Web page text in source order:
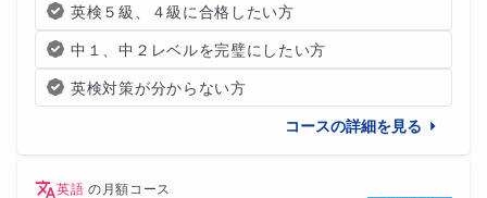
英検５級、４級に合格したい方
中１、中２レベルを完璧にしたい方
英検対策が分からない方
コースの詳細を見る
英語 の 月額コース